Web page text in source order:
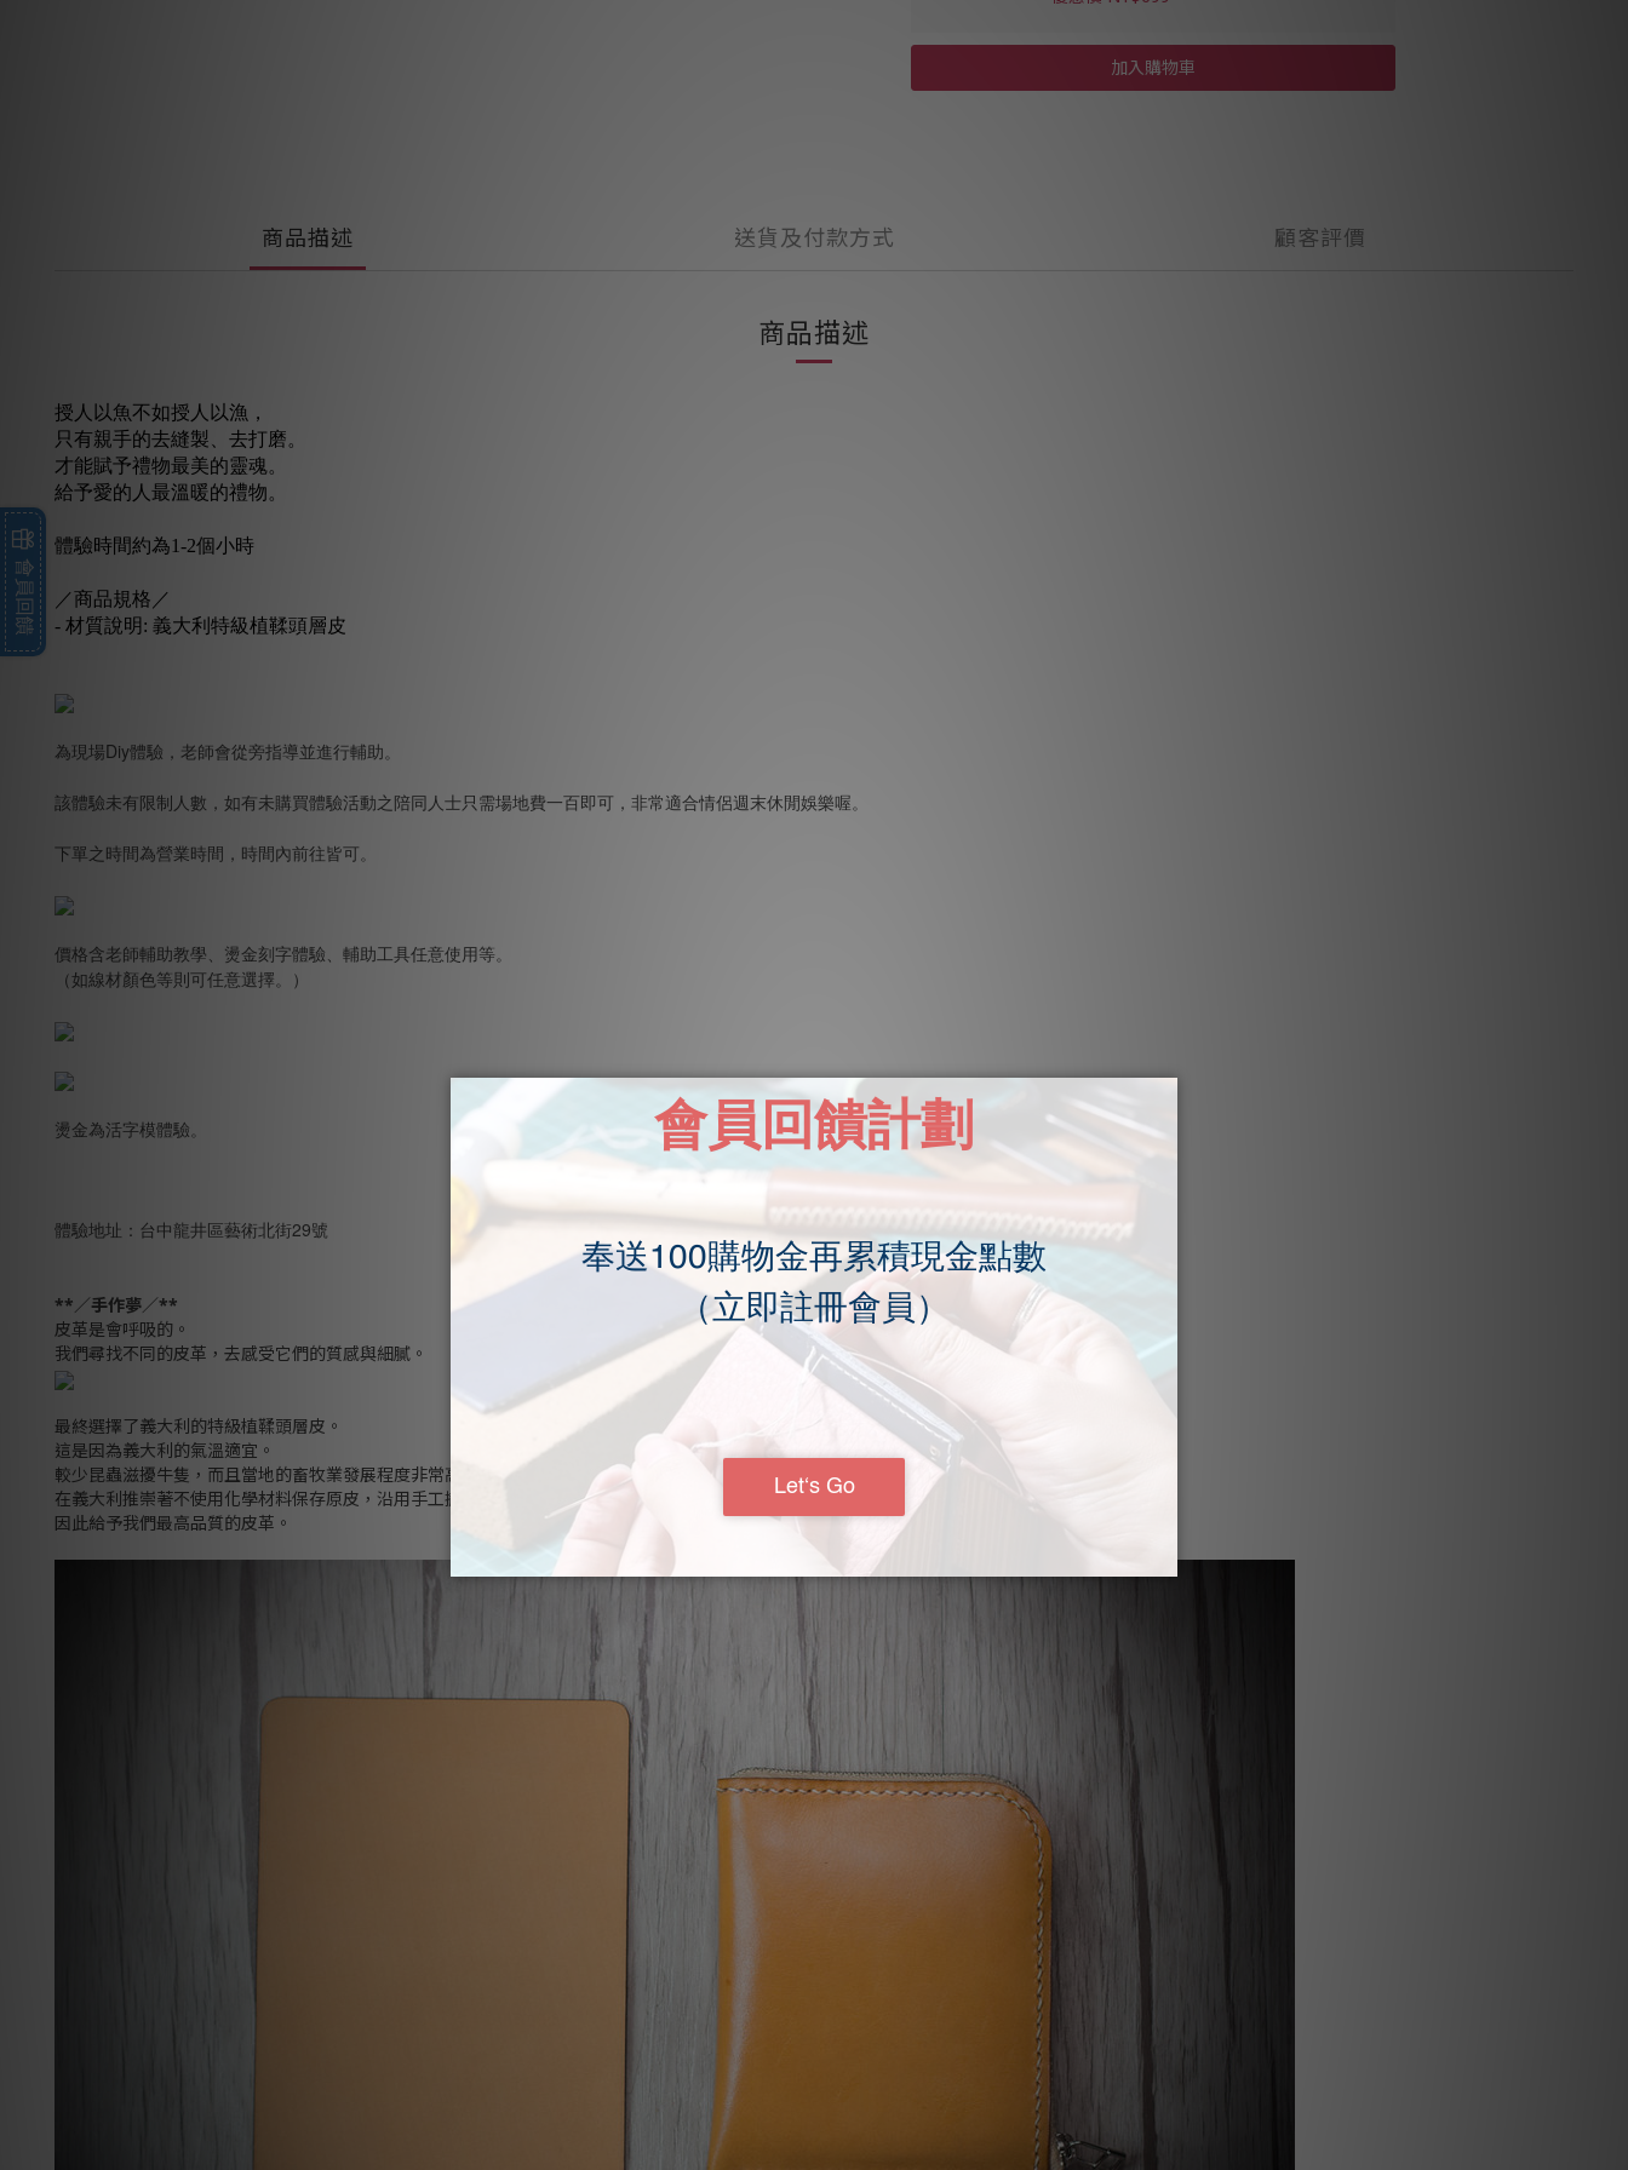
加入購物車
商品描述 送貨及付款方式 顧客評價
商品描述
授人以魚不如授人以漁，
只有親手的去縫製、去打磨。
才能賦予禮物最美的靈魂。
給予愛的人最溫暖的禮物。
體驗時間約為1-2個小時
／商品規格／
- 材質說明: 義大利特級植鞣頭層皮
為現場Diy體驗，老師會從旁指導並進行輔助。
該體驗未有限制人數，如有未購買體驗活動之陪同人士只需場地費一百即可，非常適合情侶週末休閒娛樂喔。
下單之時間為營業時間，時間內前往皆可。
價格含老師輔助教學、燙金刻字體驗、輔助工具任意使用等。
（如線材顏色等則可任意選擇。）
燙金為活字模體驗。
體驗地址：台中龍井區藝術北街29號
**／手作夢／**
皮革是會呼吸的。
我們尋找不同的皮革，去感受它們的質感與細膩。
最終選擇了義大利的特級植鞣頭層皮。
這是因為義大利的氣溫適宜。
較少昆蟲滋擾牛隻，而且當地的畜牧業發展程度非常高。
在義大利推崇著不使用化學材料保存原皮，沿用手工撒鹽醃漬。
因此給予我們最高品質的皮革。
會員回饋